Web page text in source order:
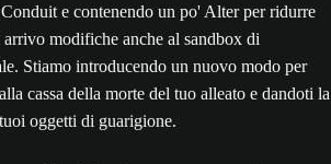
e contenendo un po' Alter per ridurre
modifiche anche al sandbox di
Stiamo introducendo un nuovo modo per
cassa della morte del tuo alleato e dandoti la
oggetti di guarigione.